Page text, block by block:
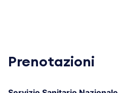
Prenotazioni